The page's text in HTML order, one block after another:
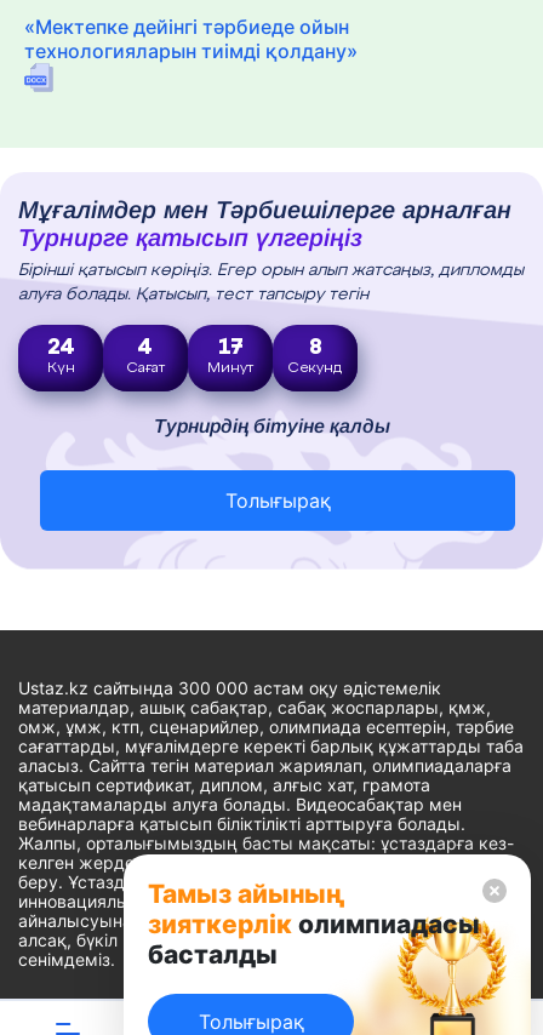
Тамыз айының
зияткерлік олимпиадасы
басталды
Толығырақ
«Мектепке дейінгі тәрбиеде ойын
технологияларын тиімді қолдану»
Мұғалімдер мен Тәрбиешілерге арналған
Турнирге қатысып үлгеріңіз
Бірінші қатысып көріңіз. Егер орын алып жатсаңыз, дипломды
алуға болады. Қатысып, тест тапсыру тегін
24
Күн
4
Сағат
17
Минут
7
Секунд
Турнирдің бітуіне қалды
Толығырақ
Ustaz.kz сайтында 300 000 астам оқу әдістемелік
материалдар, ашық сабақтар, сабақ жоспарлары, қмж,
омж, ұмж, ктп, сценарийлер, олимпиада есептерін, тәрбие
сағаттарды, мұғалімдерге керекті барлық құжаттарды таба
аласыз. Сайтта тегін материал жариялап, олимпиадаларға
қатысып сертификат, диплом, алғыс хат, грамота
мадақтамаларды алуға болады. Видеосабақтар мен
вебинарларға қатысып біліктілікті арттыруға болады.
Жалпы, орталығымыздың басты мақсаты: ұстаздарға кез-
келген жерде, кез-келген уақытта білім алуына мүмкіндік
беру. Ұстаздардың барлық өзекті мәселелеріне
инновациялық шешім тауып, шығармашылық жұмыспен
айналысуына уақыт сыйлау. «Ұстаздарға сапалы білім бере
алсақ, бүкіл Қазақ еліне білім бере аламыз» - деген
сенімдеміз.